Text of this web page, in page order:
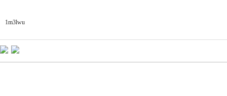
1m3lwu